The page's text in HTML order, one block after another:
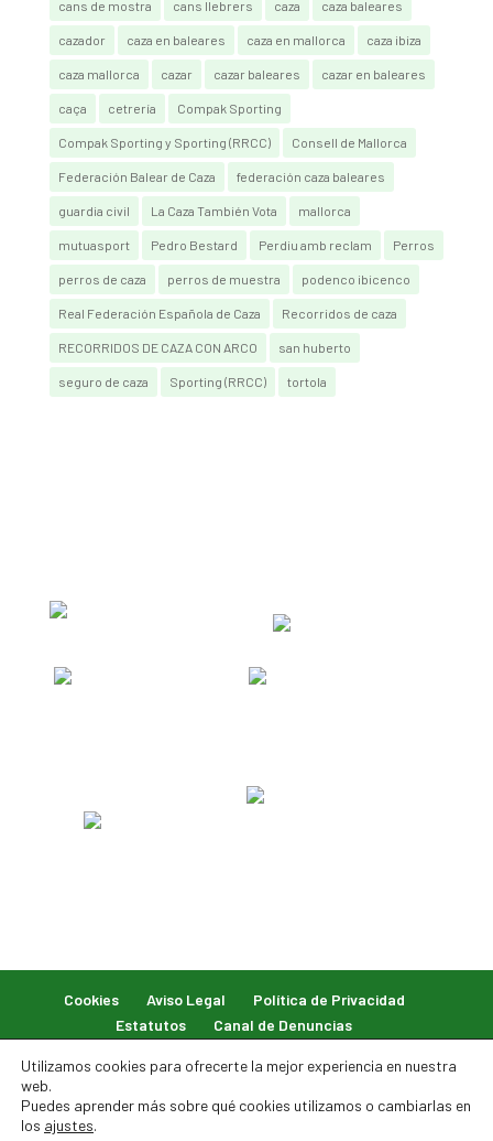
cans de mostra cans llebrers caza caza baleares
cazador caza en baleares caza en mallorca caza ibiza
caza mallorca cazar cazar baleares cazar en baleares
caça cetrería Compak Sporting
Compak Sporting y Sporting (RRCC) Consell de Mallorca
Federación Balear de Caza federación caza baleares
guardia civil La Caza También Vota mallorca
mutuasport Pedro Bestard Perdiu amb reclam Perros
perros de caza perros de muestra podenco ibicenco
Real Federación Española de Caza Recorridos de caza
RECORRIDOS DE CAZA CON ARCO san huberto
seguro de caza Sporting (RRCC) tortola
Cookies Aviso Legal
Política de Privacidad
Estatutos
Canal de Denuncias
Utilizamos cookies para ofrecerte la mejor experiencia en nuestra
web.
Puedes aprender más sobre qué cookies utilizamos o cambiarlas en
los ajustes.